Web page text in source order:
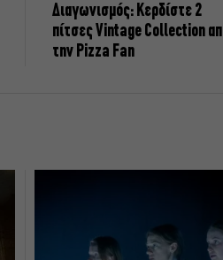
Διαγωνισμός: Κερδίστε 2
πίτσες Vintage Collection
την Pizza Fan